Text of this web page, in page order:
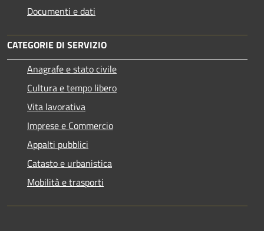
Documenti e dati
CATEGORIE DI SERVIZIO
Anagrafe e stato civile
Cultura e tempo libero
Vita lavorativa
Imprese e Commercio
Appalti pubblici
Catasto e urbanistica
Mobilità e trasporti